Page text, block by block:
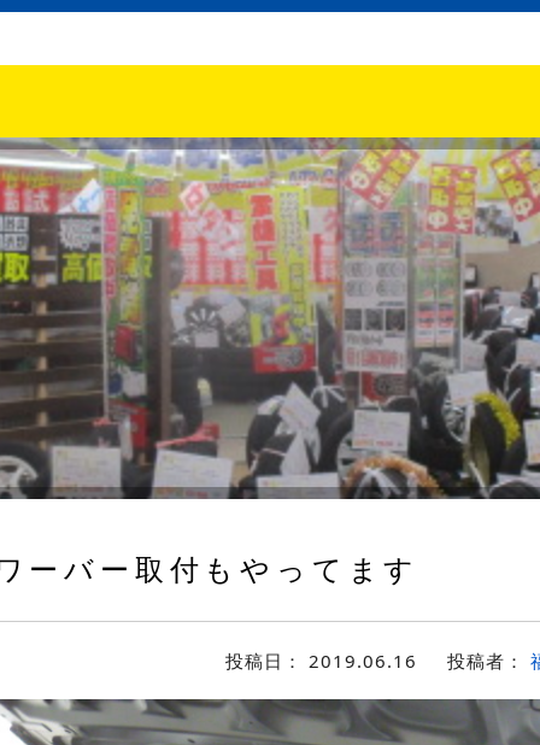
ーバー取付もやってます
投稿日： 2019.06.16 投稿者：